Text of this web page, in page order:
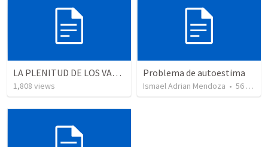
LA PLENITUD DE LOS VALORES ESPIRITUALES (2)
1,808 views
Problema de autoestima
Ismael Adrian Mendoza • 56 views